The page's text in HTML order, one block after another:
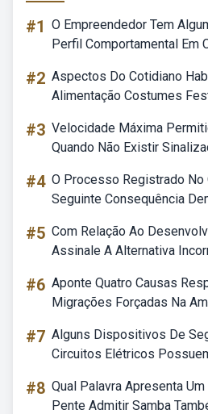
#1 O Empreendedor Tem
Perfil Comportamental Em
#2 Aspectos Do Cotidiano
Alimentação Costumes
#3 Velocidade Máxima
Quando Não Existir
#4 O Processo Registrado No
Seguinte Consequência
#5 Com Relação Ao
Assinale A Alternativa
#6 Aponte Quatro Causas
Migrações Forçadas Na
#7 Alguns Dispositivos De
Circuitos Elétricos
#8 Qual Palavra Apresenta
Pente Admitir Samba